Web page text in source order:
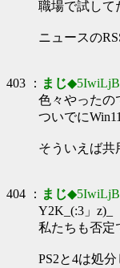
職場で試して
ニュースの
403 ： まじ
色々やったの
ついでに
そういえば共
404 ： まじ
Y2K_(:3」z)_
私たちも否定
PS2と4は処